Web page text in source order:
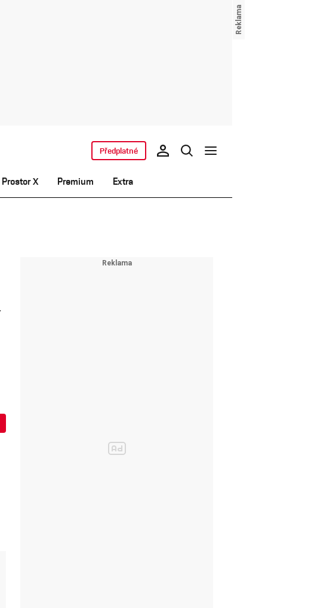
Prostor X Premium Extra
Předplatné